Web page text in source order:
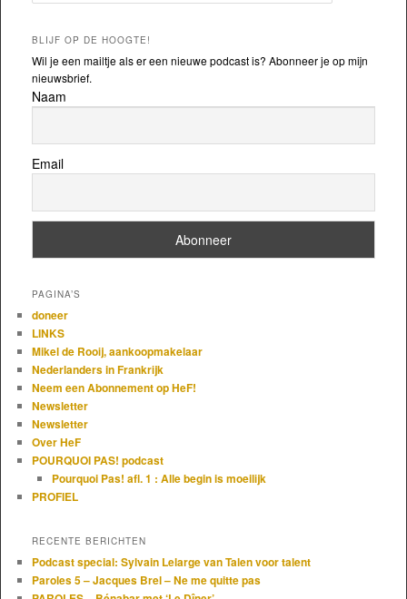
BLIJF OP DE HOOGTE!
Wil je een mailtje als er een nieuwe podcast is? Abonneer je op mijn
nieuwsbrief.
Naam
Email
PAGINA’S
doneer
LINKS
Mikel de Rooij, aankoopmakelaar
Nederlanders in Frankrijk
Neem een Abonnement op HeF!
Newsletter
Newsletter
Over HeF
POURQUOI PAS! podcast
Pourquoi Pas! afl. 1 : Alle begin is moeilijk
PROFIEL
RECENTE BERICHTEN
Podcast special: Sylvain Lelarge van Talen voor talent
Paroles 5 – Jacques Brel – Ne me quitte pas